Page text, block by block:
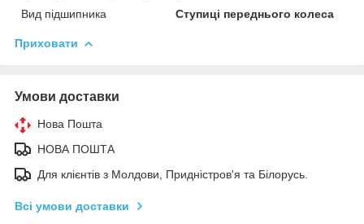
Вид підшипника
Ступиці переднього колеса
Приховати
Умови доставки
Нова Пошта
НОВА ПОШТА
Для клієнтів з Молдови, Придністров'я та Білорусь.
Всі умови доставки